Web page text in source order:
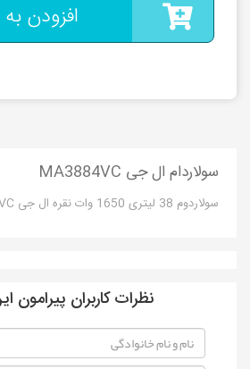
افزودن
سولاردام ال جی MA3884VC
سولاردوم 38 لیتری 1650 وات نقره ال جی MA3884VC
نظرات کاربران پیرامون